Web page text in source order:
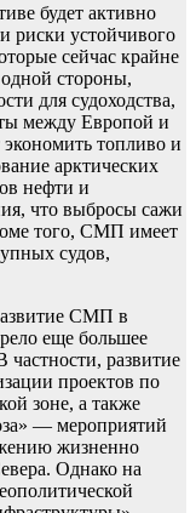
будет активно
риски устойчивого
сейчас крайне
стороны,
для судоходства,
между Европой и
топливо и
арктических
нефти и
что выбросы сажи
того, СМП имеет
судов,
СМП в
еще большее
частности, развитие
проектов по
зоне, а также
— мероприятий
жизненно
Однако на